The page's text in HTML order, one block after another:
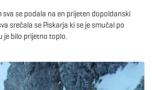
g
se podala na en prijeten dopoldanski
srečala se Piskarja ki se je smučal po
je bilo prijetno toplo.